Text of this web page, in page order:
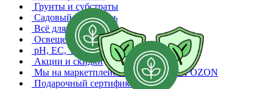
Грунты и субстраты
Садовый инвентарь
Всё для гроверов
Освещение растений
pH, EC, TDS
Акции и скидки
Мы на маркетплейсах
WB YANDEX OZON
Подарочный сертификат